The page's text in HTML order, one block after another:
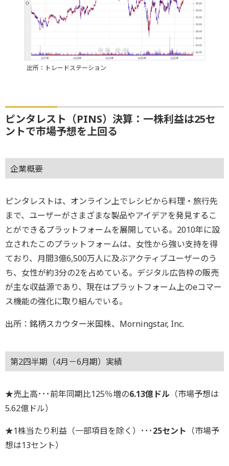
出所：トレードステーション
ピンタレスト（PINS）決算：一株利益は25セ
ントで市場予想を上回る
企業概要
ピンタレストは、オンライン上でレシピから料理・旅行先
まで、ユーザーがさまざまな製品やアイデアを発見するこ
とができるプラットフォームを展開している。2010年に設
立されたこのプラットフォームは、女性から強い支持を得
ており、月間3億6,500万人に及ぶアクティブユーザーのう
ち、女性が約3分の2を占めている。デジタル広告枠の販売
が主な収益源であり、現在はプラットフォーム上のeコマー
ス機能の強化に取り組んでいる。
出所：銘柄スカウター米国株、Morningstar, Inc.
第2四半期（4月－6月期）実績
★売上高･･･前年同期比125％増の6.13億ドル （市場予想は
5.62億ドル）
★1株当たり利益（一部項目を除く）･･･25セント （市場予
想は13セント）